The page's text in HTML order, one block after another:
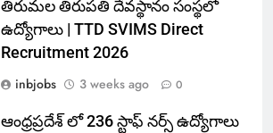
తిరుమల తిరుపతి దేవస్థానం సంస్థలో
ఉద్యోగాలు | TTD SVIMS Direct
Recruitment 2026
inbjobs
3 weeks ago 0
ఆంధ్రప్రదేశ్ లో 236 స్టాఫ్ నర్స్ ఉద్యోగాలు